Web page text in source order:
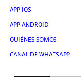
APP IOS
APP ANDROID
QUIÉNES SOMOS
CANAL DE WHATSAPP